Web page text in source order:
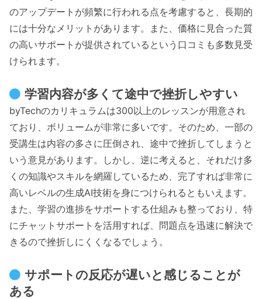
のアップデートが頻繁に行われる点を考慮すると、長期的
には十分なメリットがあります。また、価格に見合った質
の高いサポートが提供されているという口コミも多数見受
けられます。
学習内容が多くて途中で挫折しやすい
byTechのカリキュラムは300以上のレッスンが用意され
ており、ボリュームが非常に多いです。そのため、一部の
受講生は内容の多さに圧倒され、途中で挫折してしまうと
いう意見があります。しかし、逆に考えると、それだけ多
くの知識やスキルを網羅しているため、完了すれば非常に
高いレベルの生成AI技術を身につけられるともいえます。
また、学習の進捗をサポートする仕組みも整っており、特
にチャットサポートを活用すれば、問題点を迅速に解決で
きるので挫折しにくくなるでしょう。
サポートの反応が遅いと感じることが
ある